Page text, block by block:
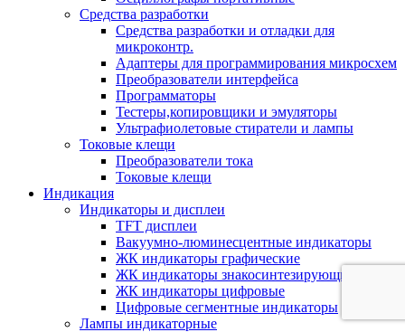
Средства разработки
Cредства разработки и отладки для
микроконтр.
Адаптеры для программирования микросхем
Преобразователи интерфейса
Программаторы
Тестеры,копировщики и эмуляторы
Ультрафиолетовые стиратели и лампы
Токовые клещи
Преобразователи тока
Токовые клещи
Индикация
Индикаторы и дисплеи
TFT дисплеи
Вакуумно-люминесцентные индикаторы
ЖК индикаторы графические
ЖК индикаторы знакосинтезирующие
ЖК индикаторы цифровые
Цифровые сегментные индикаторы
Лампы индикаторные